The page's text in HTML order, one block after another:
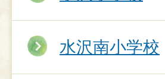
水沢南小学校